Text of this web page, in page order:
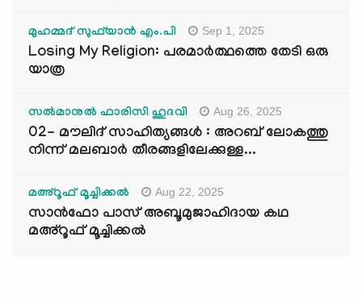
മുഹമ്മദ് സുഫ്‌യാൻ എം.പി Sep 1, 2025
Losing My Religion: പരമാർത്ഥത്തെ തേടി ഒരു
യാത്ര
സൽമാനുൽ ഫാരിസി ഹുദവി Aug 26, 2025
02- മൗലിദ് സാഹിത്യങ്ങൾ : അറബ് ലോകത്തു
നിന്ന് മലബാർ തീരങ്ങളിലേക്കുള്ള...
മഅ്റൂഫ് മൂച്ചിക്കല്‍ Aug 22, 2025
സാൻഫോ പാസ് അബൂമുജാഹിദായ കഥ
മഅ്റൂഫ് മൂച്ചിക്കല്‍